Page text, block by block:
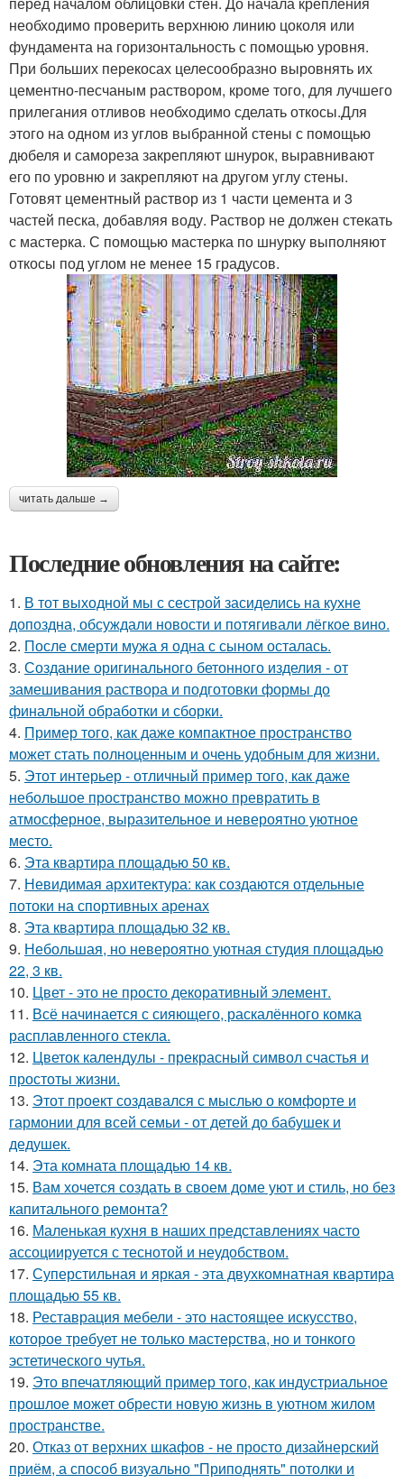
необходимо проверить верхнюю линию цоколя или
фундамента на горизонтальность с помощью уровня.
При больших перекосах целесообразно выровнять их
цементно-песчаным раствором, кроме того, для лучшего
прилегания отливов необходимо сделать откосы.Для
этого на одном из углов выбранной стены с помощью
дюбеля и самореза закрепляют шнурок, выравнивают
его по уровню и закрепляют на другом углу стены.
Готовят цементный раствор из 1 части цемента и 3
частей песка, добавляя воду. Раствор не должен стекать
с мастерка. С помощью мастерка по шнурку выполняют
откосы под углом не менее 15 градусов.
читать дальше →
Последние обновления на сайте:
1. В тот выходной мы с сестрой засиделись на кухне
допоздна, обсуждали новости и потягивали лёгкое вино.
2. После смерти мужа я одна с сыном осталась.
3. Создание оригинального бетонного изделия - от
замешивания раствора и подготовки формы до
финальной обработки и сборки.
4. Пример того, как даже компактное пространство
может стать полноценным и очень удобным для жизни.
5. Этот интерьер - отличный пример того, как даже
небольшое пространство можно превратить в
атмосферное, выразительное и невероятно уютное
место.
6. Эта квартира площадью 50 кв.
7. Невидимая архитектура: как создаются отдельные
потоки на спортивных аренах
8. Эта квартира площадью 32 кв.
9. Небольшая, но невероятно уютная студия площадью
22, 3 кв.
10. Цвет - это не просто декоративный элемент.
11. Всё начинается с сияющего, раскалённого комка
расплавленного стекла.
12. Цветок календулы - прекрасный символ счастья и
простоты жизни.
13. Этот проект создавался с мыслью о комфорте и
гармонии для всей семьи - от детей до бабушек и
дедушек.
14. Эта комната площадью 14 кв.
15. Вам хочется создать в своем доме уют и стиль, но без
капитального ремонта?
16. Маленькая кухня в наших представлениях часто
ассоциируется с теснотой и неудобством.
17. Суперстильная и яркая - эта двухкомнатная квартира
площадью 55 кв.
18. Реставрация мебели - это настоящее искусство,
которое требует не только мастерства, но и тонкого
эстетического чутья.
19. Это впечатляющий пример того, как индустриальное
прошлое может обрести новую жизнь в уютном жилом
пространстве.
20. Отказ от верхних шкафов - не просто дизайнерский
приём, а способ визуально "Приподнять" потолки и